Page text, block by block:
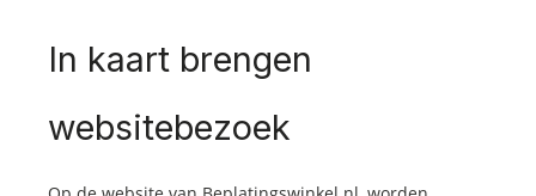
In kaart brengen
websitebezoek